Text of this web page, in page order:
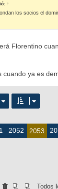
↑
los socios el
Florentino
ya es
2052 2053
Todos